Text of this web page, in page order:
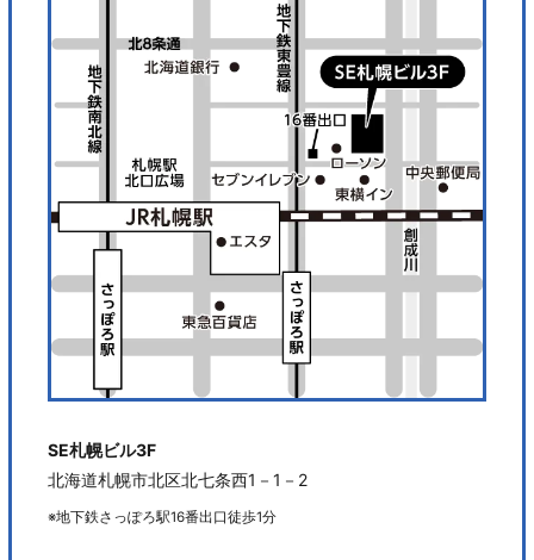
SE札幌ビル3F
北海道札幌市北区北七条西1－1－2
※地下鉄さっぽろ駅16番出口徒歩1分